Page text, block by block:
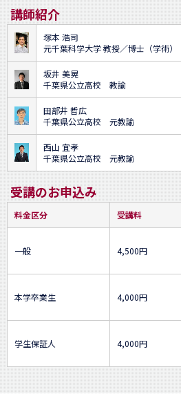
講師紹介
塚本 浩司
元千葉科学大学 教授／博士（学術）
坂井 美晃
千葉県公立高校 教諭
田部井 哲広
千葉県公立高校 元教諭
西山 宜孝
千葉県公立高校 元教諭
受講のお申込み
料金区分 受講料
一般 4,500円
本学卒業生 4,000円
学生保証人 4,000円